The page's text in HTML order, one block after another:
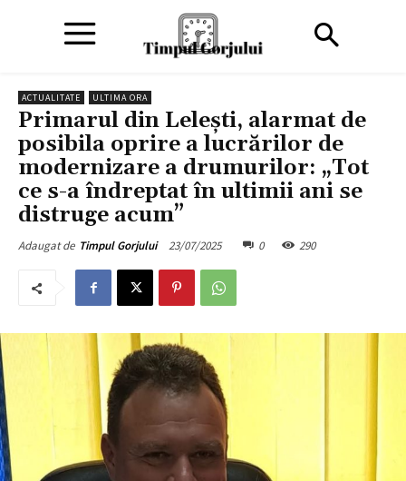
ACTUALITATE ULTIMA ORA
Primarul din Lelești, alarmat de
posibila oprire a lucrărilor de
modernizare a drumurilor: „Tot
ce s-a îndreptat în ultimii ani se
distruge acum”
Adaugat de Timpul Gorjului 23/07/2025 0 290